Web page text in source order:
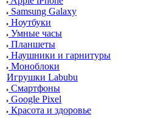
Samsung Galaxy
Ноутбуки
Умные часы
Планшеты
Наушники и гарнитуры
Моноблоки
Игрушки Labubu
Смартфоны
Google Pixel
Красота и здоровье